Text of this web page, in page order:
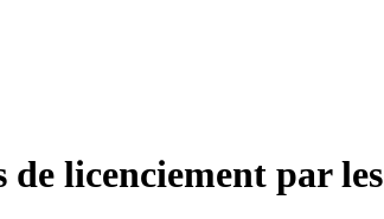
de licenciement par les